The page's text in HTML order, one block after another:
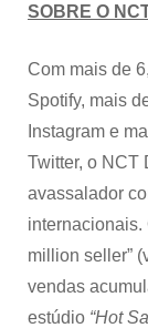
SOBRE O
Com mais de
Spotify, mais
Instagram e
Twitter, o NCT
avassalador
internacionais.
million seller”
vendas
estúdio “Hot